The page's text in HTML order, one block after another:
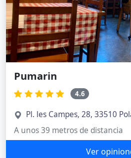
Pumarin
4.6
Pl. les Campes, 28, 33510
A unos 39 metros de distancia
Ver